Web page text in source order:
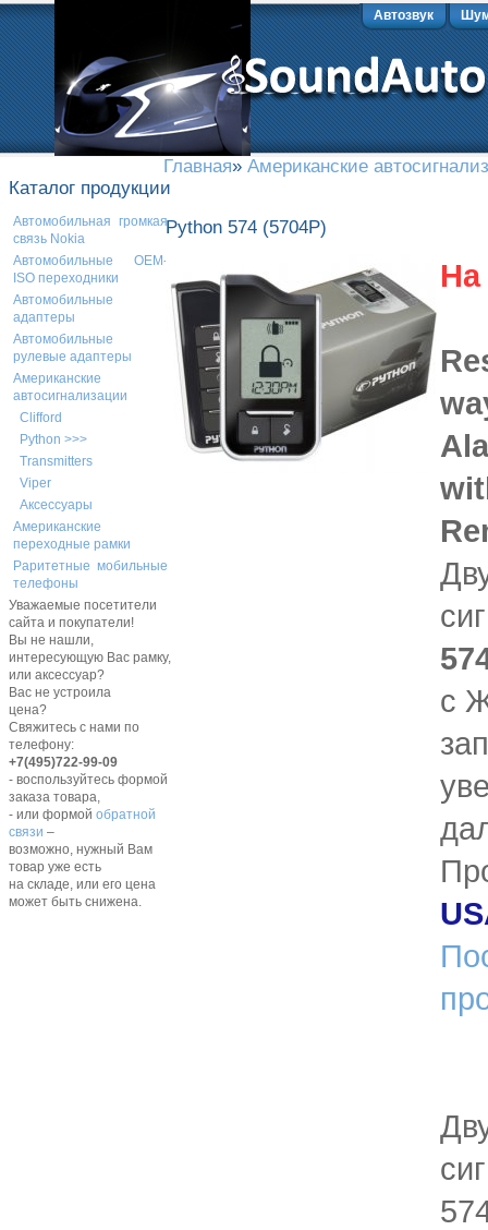
Автозвук
Каталог продукции
Автомобильная громкая
связь Nokia
Автомобильные OEM-
ISO переходники
Автомобильные
адаптеры
Автомобильные
рулевые адаптеры
Американские
автосигнализации
Clifford
Python >>>
Transmitters
Viper
Аксессуары
Американские
переходные рамки
Раритетные мобильные
телефоны
Уважаемые посетители
сайта и покупатели!
Вы не нашли,
интересующую Вас рамку,
или аксессуар?
Вас не устроила
цена?
Свяжитесь с нами по
телефону:
+7(495)722-99-09
- воспользуйтесь формой
заказа товара,
- или формой обратной
связи –
возможно, нужный Вам
товар уже есть
на складе, или его цена
может быть снижена.
Главная» Американские
Python 574 (5704P)
На
с